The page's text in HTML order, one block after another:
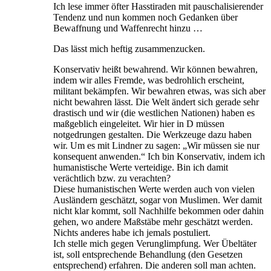
Ich lese immer öfter Hasstiraden mit pauschalisierender
Tendenz und nun kommen noch Gedanken über
Bewaffnung und Waffenrecht hinzu …
Das lässt mich heftig zusammenzucken.
Konservativ heißt bewahrend. Wir können bewahren,
indem wir alles Fremde, was bedrohlich erscheint,
militant bekämpfen. Wir bewahren etwas, was sich aber
nicht bewahren lässt. Die Welt ändert sich gerade sehr
drastisch und wir (die westlichen Nationen) haben es
maßgeblich eingeleitet. Wir hier in D müssen
notgedrungen gestalten. Die Werkzeuge dazu haben
wir. Um es mit Lindner zu sagen: „Wir müssen sie nur
konsequent anwenden.“ Ich bin Konservativ, indem ich
humanistische Werte verteidige. Bin ich damit
verächtlich bzw. zu verachten?
Diese humanistischen Werte werden auch von vielen
Ausländern geschätzt, sogar von Muslimen. Wer damit
nicht klar kommt, soll Nachhilfe bekommen oder dahin
gehen, wo andere Maßstäbe mehr geschätzt werden.
Nichts anderes habe ich jemals postuliert.
Ich stelle mich gegen Verunglimpfung. Wer Übeltäter
ist, soll entsprechende Behandlung (den Gesetzen
entsprechend) erfahren. Die anderen soll man achten.